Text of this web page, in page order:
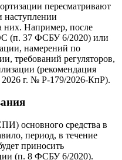
пересматривают
наступлении
них. Например, после
(п. 37 ФСБУ 6/2020) или
намерений по
требований регуляторов,
(рекомендация
г. № Р-179/2026-КпР).
основного средства в
период, в течение
приносить
(п. 8 ФСБУ 6/2020).